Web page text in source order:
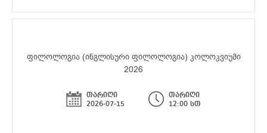
ფილოლოგია (ინგლისური ფილოლოგია) კოლოკვიუმი
2026
თარიღი
2026-07-15
თარიღი
12:00 სთ